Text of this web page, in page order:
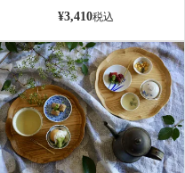
¥3,410税込